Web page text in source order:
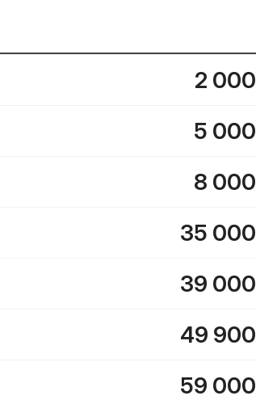
2 000
5 000
8 000
35 000
39 000
49 900
59 000